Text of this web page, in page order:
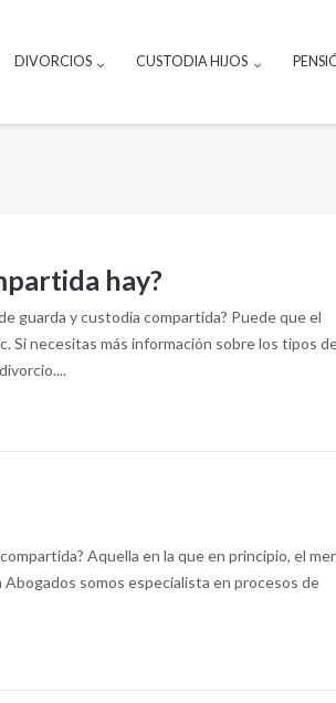
DIVORCIOS CUSTODIA HIJOS
hay?
guarda y custodia compartida? Puede que el
Si necesitas más información sobre los tipos
Aquella en la que en principio, el
somos especialista en procesos de